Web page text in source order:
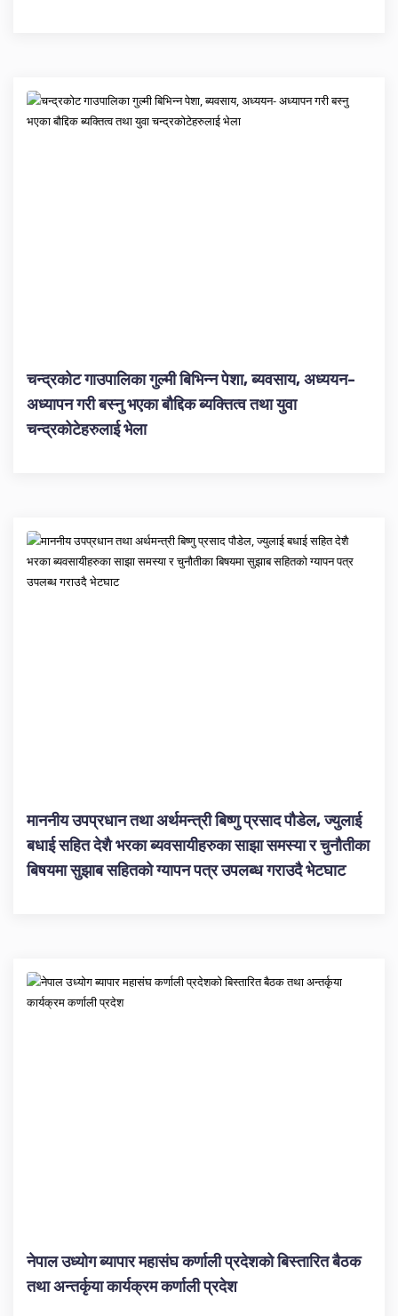
चन्द्रकोट गाउपालिका गुल्मी बिभिन्न पेशा, ब्यवसाय, अध्ययन-
अध्यापन गरी बस्नु भएका बौद्दिक ब्यक्तित्व तथा युवा
चन्द्रकोटेहरुलाई भेला
माननीय उपप्रधान तथा अर्थमन्त्री बिष्णु प्रसाद पौडेल, ज्युलाई
बधाई सहित देशै भरका ब्यवसायीहरुका साझा समस्या र चुनौतीका
बिषयमा सुझाब सहितको ग्यापन पत्र उपलब्ध गराउदै भेटघाट
नेपाल उध्योग ब्यापार महासंघ कर्णाली प्रदेशको बिस्तारित बैठक
तथा अन्तर्कृया कार्यक्रम कर्णाली प्रदेश